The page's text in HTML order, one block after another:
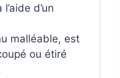
d’un
malléable, est
ou étiré